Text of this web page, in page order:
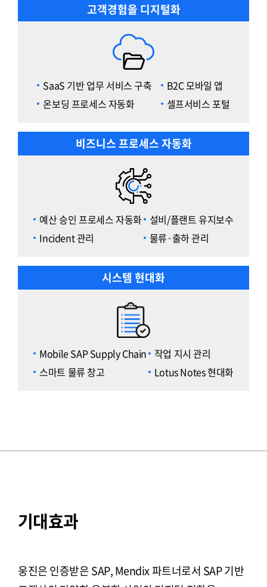
고객경험을 디지털화
SaaS 기반 업무 서비스 구축
온보딩 프로세스 자동화
B2C 모바일 앱
셀프서비스 포털
비즈니스 프로세스 자동화
예산 승인 프로세스 자동화
Incident 관리
설비/플랜트 유지보수
물류·출하 관리
시스템 현대화
Mobile SAP Supply Chain
스마트 물류 창고
작업 지시 관리
Lotus Notes 현대화
기대효과
웅진은 인증받은 SAP, Mendix 파트너로서 SAP 기반